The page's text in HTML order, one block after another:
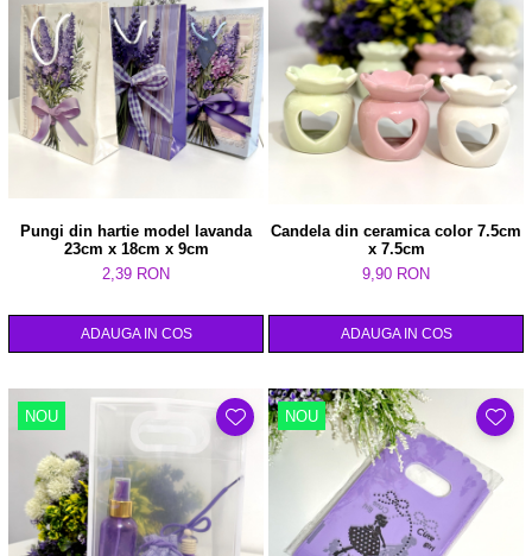
Pungi din hartie model lavanda
23cm x 18cm x 9cm
2,39 RON
ADAUGA IN COS
Candela din ceramica color 7.5cm
x 7.5cm
9,90 RON
ADAUGA IN COS
NOU NOU